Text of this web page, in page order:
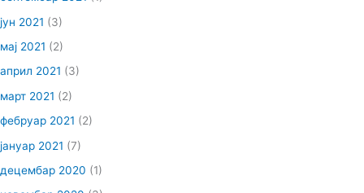
јун 2021 (3)
мај 2021 (2)
април 2021 (3)
март 2021 (2)
фебруар 2021 (2)
јануар 2021 (7)
децембар 2020 (1)